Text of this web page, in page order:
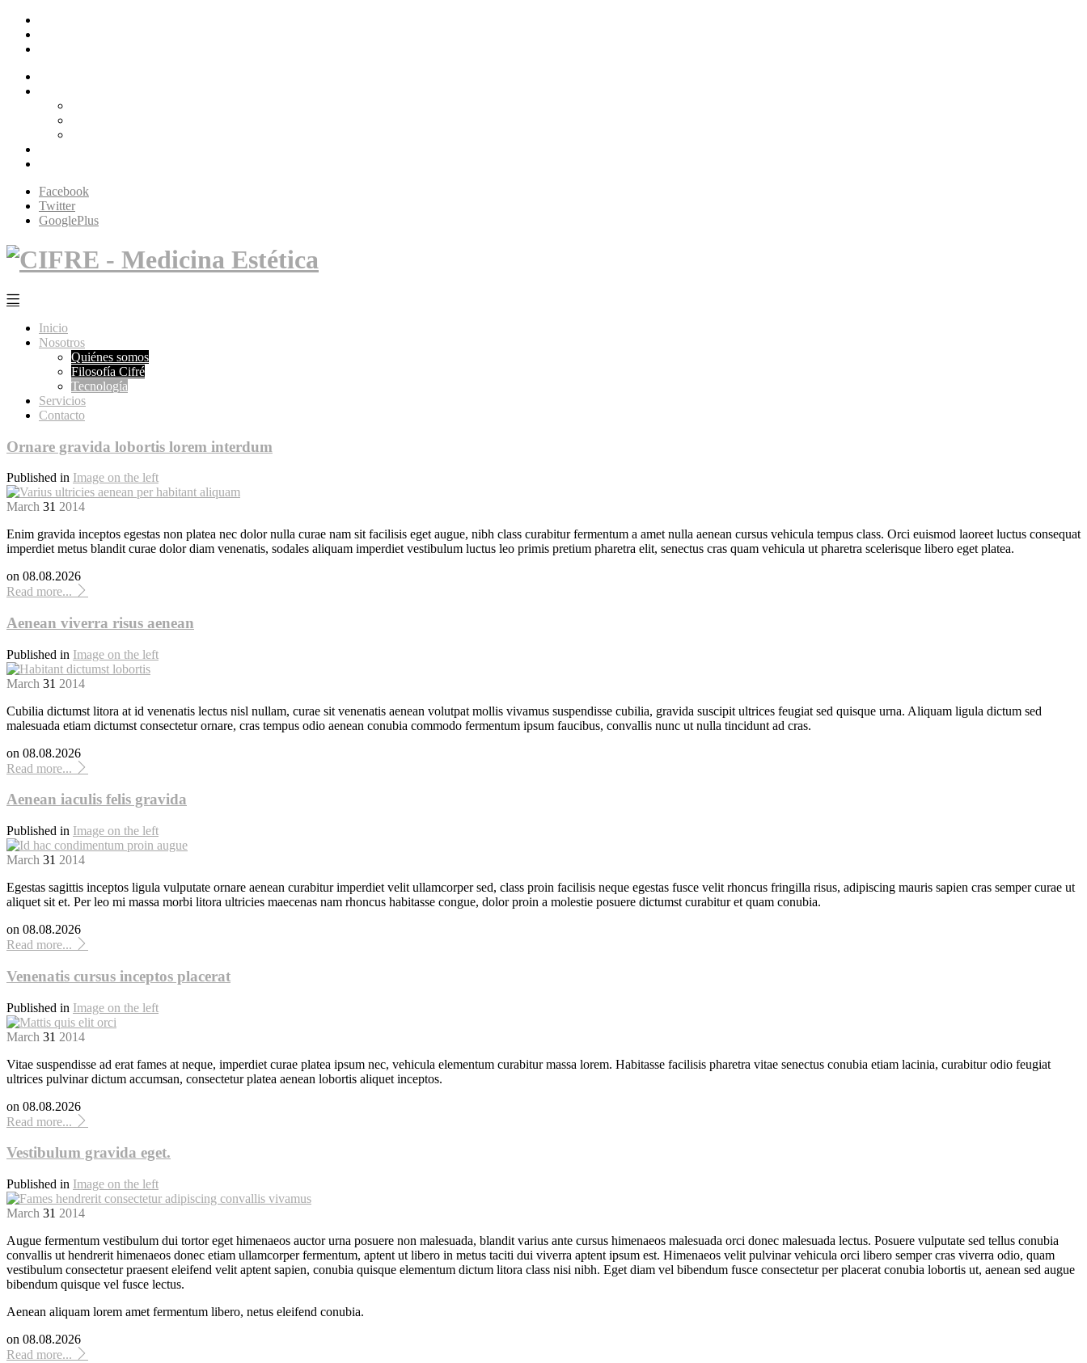
Facebook
Twitter
GooglePlus
Inicio
Nosotros
Quiénes somos
Filosofía Cifré
Tecnología
Servicios
Contacto
Ornare gravida lobortis lorem interdum
Published in Image on the left
March 31 2014
Enim gravida inceptos egestas non platea nec dolor nulla curae nam sit facilisis eget augue, nibh class curabitur fermentum a amet nulla aenean cursus vehicula tempus class. Orci euismod laoreet luctus consequat
imperdiet metus blandit curae dolor diam venenatis, sodales aliquam imperdiet vestibulum luctus leo primis pretium pharetra elit, senectus cras quam vehicula ut pharetra scelerisque libero eget platea.
on 08.08.2026
Read more...
Aenean viverra risus aenean
Published in Image on the left
March 31 2014
Cubilia dictumst litora at id venenatis lectus nisl nullam, curae sit venenatis aenean volutpat mollis vivamus suspendisse cubilia, gravida suscipit ultrices feugiat sed quisque urna. Aliquam ligula dictum sed
malesuada etiam dictumst consectetur ornare, cras tempus odio aenean conubia commodo fermentum ipsum faucibus, convallis nunc ut nulla tincidunt ad cras.
on 08.08.2026
Read more...
Aenean iaculis felis gravida
Published in Image on the left
March 31 2014
Egestas sagittis inceptos ligula vulputate ornare aenean curabitur imperdiet velit ullamcorper sed, class proin facilisis neque egestas fusce velit rhoncus fringilla risus, adipiscing mauris sapien cras semper curae ut
aliquet sit et. Per leo mi massa morbi litora ultricies maecenas nam rhoncus habitasse congue, dolor proin a molestie posuere dictumst curabitur et quam conubia.
on 08.08.2026
Read more...
Venenatis cursus inceptos placerat
Published in Image on the left
March 31 2014
Vitae suspendisse ad erat fames at neque, imperdiet curae platea ipsum nec, vehicula elementum curabitur massa lorem. Habitasse facilisis pharetra vitae senectus conubia etiam lacinia, curabitur odio feugiat
ultrices pulvinar dictum accumsan, consectetur platea aenean lobortis aliquet inceptos.
on 08.08.2026
Read more...
Vestibulum gravida eget.
Published in Image on the left
March 31 2014
Augue fermentum vestibulum dui tortor eget himenaeos auctor urna posuere non malesuada, blandit varius ante cursus himenaeos malesuada orci donec malesuada lectus. Posuere vulputate sed tellus conubia
convallis ut hendrerit himenaeos donec etiam ullamcorper fermentum, aptent ut libero in metus taciti dui viverra aptent ipsum est. Himenaeos velit pulvinar vehicula orci libero semper cras viverra odio, quam
vestibulum consectetur praesent eleifend velit aptent sapien, conubia quisque elementum dictum litora class nisi nibh. Eget diam vel bibendum fusce consectetur per placerat conubia lobortis ut, aenean sed augue
bibendum quisque vel fusce lectus.
Aenean aliquam lorem amet fermentum libero, netus eleifend conubia.
on 08.08.2026
Read more...